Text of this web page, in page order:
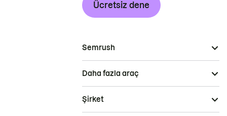
Ücretsiz dene
Semrush
Daha fazla araç
Şirket